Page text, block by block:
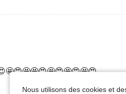
Nous utilisons des cookies et